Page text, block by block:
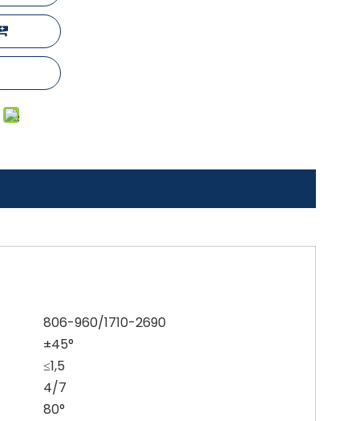
806-960/1710-2690
±45°
≤1,5
4/7
80°